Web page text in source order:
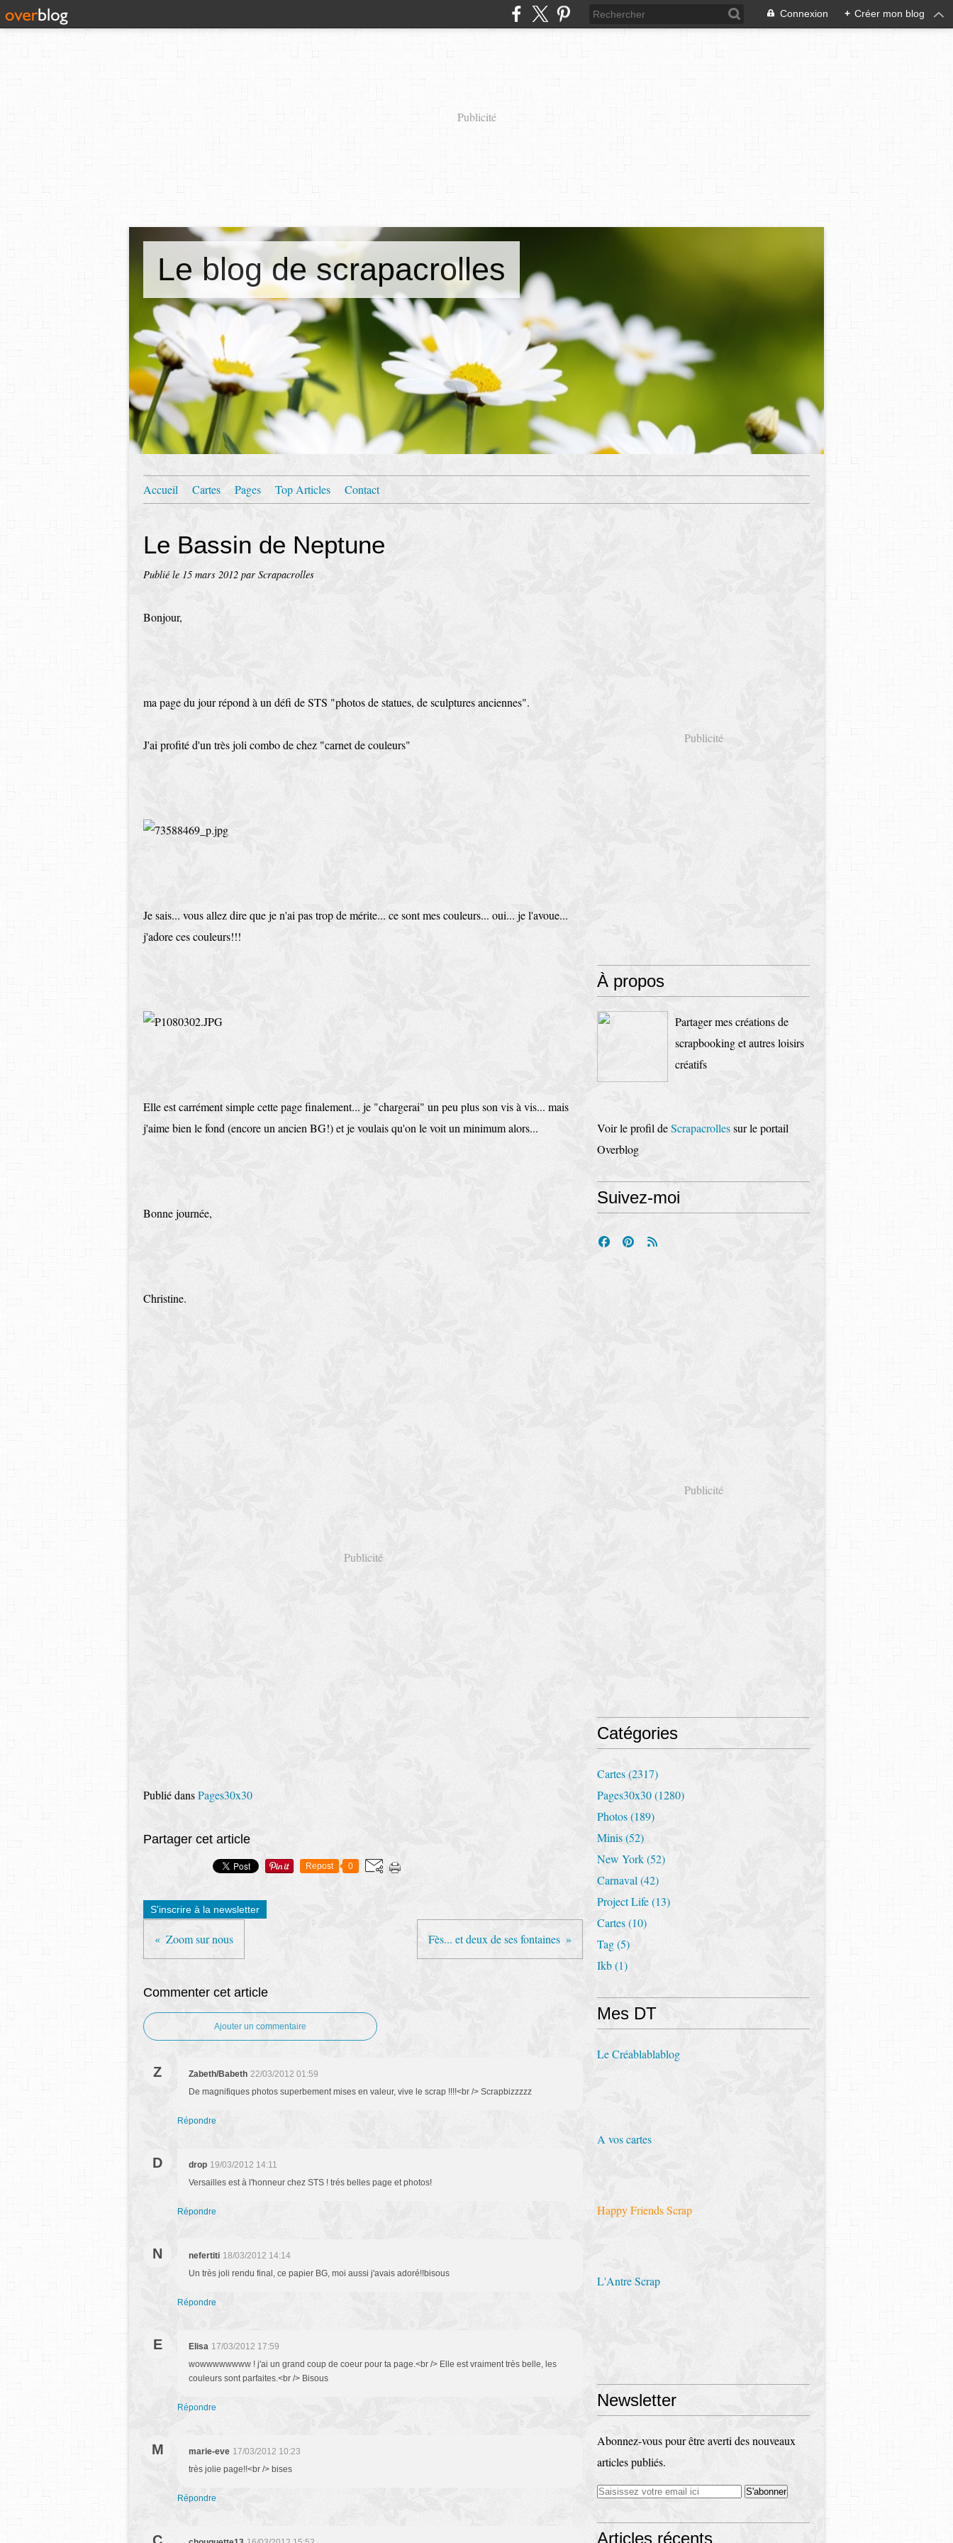
Connexion + Créer mon blog
Publicité
Le blog de scrapacrolles
Accueil Cartes Pages Top Articles Contact
Le Bassin de Neptune
Publié le 15 mars 2012 par Scrapacrolles
Bonjour,
ma page du jour répond à un défi de STS "photos de statues, de sculptures anciennes".
J'ai profité d'un très joli combo de chez "carnet de couleurs"
Je sais... vous allez dire que je n'ai pas trop de mérite... ce sont mes couleurs... oui... je l'avoue...
j'adore ces couleurs!!!
Elle est carrément simple cette page finalement... je "chargerai" un peu plus son vis à vis... mais
j'aime bien le fond (encore un ancien BG!) et je voulais qu'on le voit un minimum alors...
Bonne journée,
Christine.
Publicité
Publié dansPages30x30
Partager cet article
Repost 0
S'inscrire à la newsletter
Zoom sur nous Fès... et deux de ses fontaines
Commenter cet article
Ajouter un commentaire
Z Zabeth/Babeth 22/03/2012 01:59
De magnifiques photos superbement mises en valeur, vive le scrap !!!!<br /> Scrapbizzzzz
Répondre
D drop 19/03/2012 14:11
Versailles est à l'honneur chez STS ! trés belles page et photos!
Répondre
N nefertiti 18/03/2012 14:14
Un très joli rendu final, ce papier BG, moi aussi j'avais adoré!!bisous
Répondre
E Elisa 17/03/2012 17:59
wowwwwwwww ! j'ai un grand coup de coeur pour ta page.<br /> Elle est vraiment très belle, les
couleurs sont parfaites.<br /> Bisous
Répondre
M marie-eve 17/03/2012 10:23
très jolie page!!<br /> bises
Répondre
Publicité
À propos
Partager mes créations de
scrapbooking et autres loisirs
créatifs
Voir le profil deScrapacrollessur le portail
Overblog
Suivez-moi
Publicité
Catégories
Cartes(2317)
Pages30x30(1280)
Photos(189)
Minis(52)
New York(52)
Carnaval (42)
Project Life(13)
Cartes(10)
Tag(5)
Ikb(1)
Mes DT
Le Créablablablog
A vos cartes
Happy Friends Scrap
L'Antre Scrap
Newsletter
Abonnez-vous pour être averti des nouveaux
articles publiés.
Articles récents